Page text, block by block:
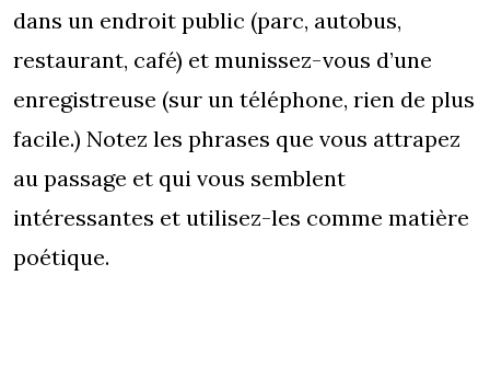
dans un endroit public (parc, autobus,
restaurant, café) et munissez-vous d’une
enregistreuse (sur un téléphone, rien de plus
facile.) Notez les phrases que vous attrapez
au passage et qui vous semblent
intéressantes et utilisez-les comme matière
poétique.